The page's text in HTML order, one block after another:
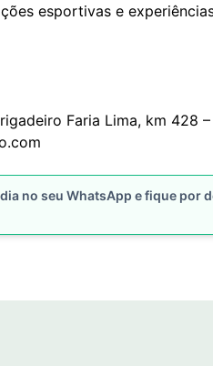
esportivas e
Faria Lima, km 428
no seu WhatsApp e fique por